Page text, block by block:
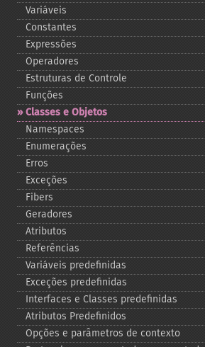
Variáveis
Constantes
Expressões
Operadores
Estruturas de Controle
Funções
Classes e Objetos
Namespaces
Enumerações
Erros
Exceções
Fibers
Geradores
Atributos
Referências
Variáveis predefinidas
Exceções predefinidas
Interfaces e Classes predefinidas
Atributos Predefinidos
Opções e parâmetros de contexto